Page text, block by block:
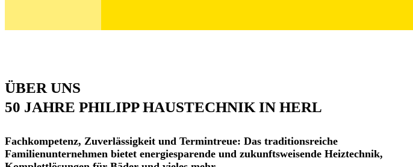
ÜBER UNS
50 JAHRE PHILIPP HAUSTECHNIK IN HERL
Fachkompetenz, Zuverlässigkeit und Termintreue: Das traditionsreiche
Familienunternehmen bietet energiesparende und zukunftsweisende Heiztechnik,